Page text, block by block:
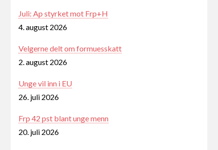
Juli: Ap styrket mot Frp+H
4. august 2026
Velgerne delt om formuesskatt
2. august 2026
Unge vil inn i EU
26. juli 2026
Frp 42 pst blant unge menn
20. juli 2026